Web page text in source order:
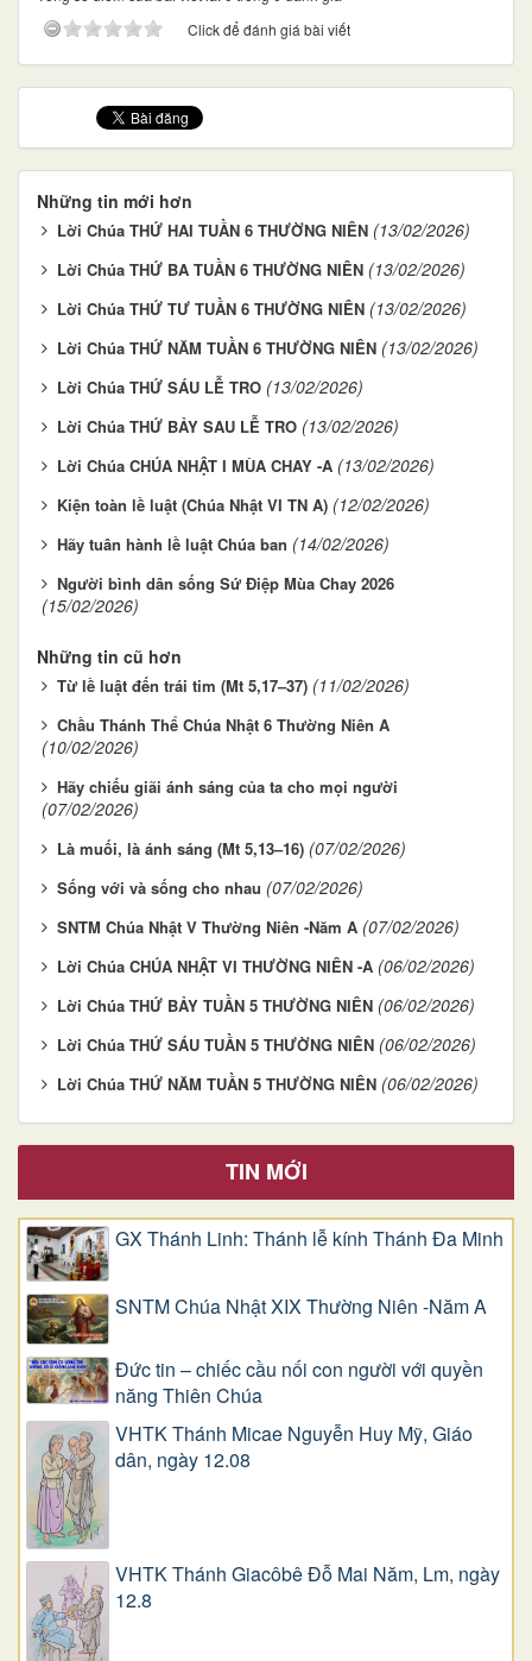
Click để đánh giá bài viết
Những tin mới hơn
Lời Chúa THỨ HAI TUẦN 6 THƯỜNG NIÊN (13/02/2026)
Lời Chúa THỨ BA TUẦN 6 THƯỜNG NIÊN (13/02/2026)
Lời Chúa THỨ TƯ TUẦN 6 THƯỜNG NIÊN (13/02/2026)
Lời Chúa THỨ NĂM TUẦN 6 THƯỜNG NIÊN (13/02/2026)
Lời Chúa THỨ SÁU LỄ TRO (13/02/2026)
Lời Chúa THỨ BẢY SAU LỄ TRO (13/02/2026)
Lời Chúa CHÚA NHẬT I MÙA CHAY -A (13/02/2026)
Kiện toàn lề luật (Chúa Nhật VI TN A) (12/02/2026)
Hãy tuân hành lề luật Chúa ban (14/02/2026)
Người bình dân sống Sứ Điệp Mùa Chay 2026
(15/02/2026)
Những tin cũ hơn
Từ lề luật đến trái tim (Mt 5,17–37) (11/02/2026)
Chầu Thánh Thể Chúa Nhật 6 Thường Niên A
(10/02/2026)
Hãy chiếu giãi ánh sáng của ta cho mọi người
(07/02/2026)
Là muối, là ánh sáng (Mt 5,13–16) (07/02/2026)
Sống với và sống cho nhau (07/02/2026)
SNTM Chúa Nhật V Thường Niên -Năm A (07/02/2026)
Lời Chúa CHÚA NHẬT VI THƯỜNG NIÊN -A (06/02/2026)
Lời Chúa THỨ BẢY TUẦN 5 THƯỜNG NIÊN (06/02/2026)
Lời Chúa THỨ SÁU TUẦN 5 THƯỜNG NIÊN (06/02/2026)
Lời Chúa THỨ NĂM TUẦN 5 THƯỜNG NIÊN (06/02/2026)
TIN MỚI
GX Thánh Linh: Thánh lễ kính Thánh Đa Minh
SNTM Chúa Nhật XIX Thường Niên -Năm A
Đức tin – chiếc cầu nối con người với quyền
năng Thiên Chúa
VHTK Thánh Micae Nguyễn Huy Mỹ, Giáo
dân, ngày 12.08
VHTK Thánh Giacôbê Ðỗ Mai Năm, Lm, ngày
12.8